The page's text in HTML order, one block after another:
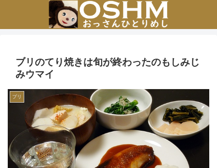
ブリのてり焼きは旬が終わったのもしみじ
みウマイ
ブリ